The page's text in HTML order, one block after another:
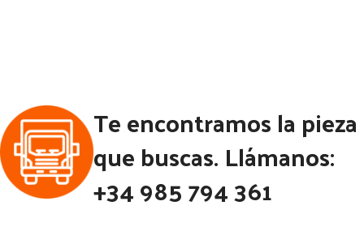
Te encontramos la pieza
que buscas. Llámanos:
+34 985 794 361